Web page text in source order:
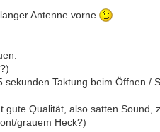
Antenne vorne
Taktung beim Öffnen /
Qualität, also satten Sound,
grauem Heck?)